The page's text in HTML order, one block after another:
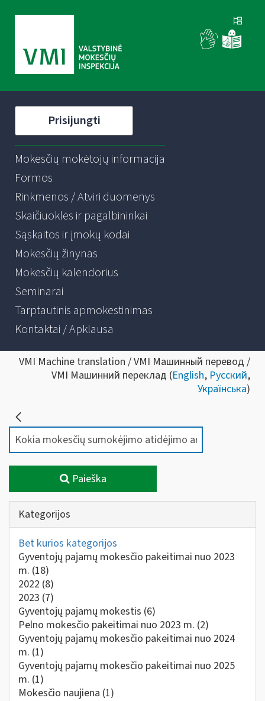
Prisijungti
Mokesčių mokėtojų informacija
Formos
Rinkmenos / Atviri duomenys
Skaičiuoklės ir pagalbininkai
Sąskaitos ir įmokų kodai
Mokesčių žinynas
Mokesčių kalendorius
Seminarai
Tarptautinis apmokestinimas
Kontaktai / Apklausa
VMI Machine translation / VMI Машинный перевод /
VMI Машинний переклад (English, Русский,
Українська)
Paieška
Kategorijos
Bet kurios kategorijos
Gyventojų pajamų mokesčio pakeitimai nuo 2023
m. (18)
2022 (8)
2023 (7)
Gyventojų pajamų mokestis (6)
Pelno mokesčio pakeitimai nuo 2023 m. (2)
Gyventojų pajamų mokesčio pakeitimai nuo 2024
m. (1)
Gyventojų pajamų mokesčio pakeitimai nuo 2025
m. (1)
Mokesčio naujiena (1)